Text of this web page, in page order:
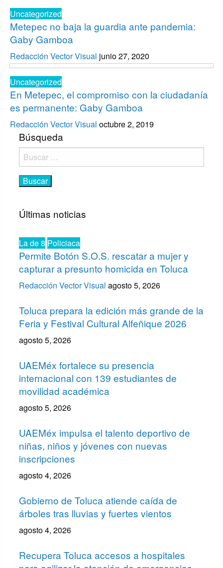
Uncategorized
Metepec no baja la guardia ante pandemia:
Gaby Gamboa
Redacción Vector Visual junio 27, 2020
Uncategorized
En Metepec, el compromiso con la ciudadanía
es permanente: Gaby Gamboa
Redacción Vector Visual octubre 2, 2019
Búsqueda
Buscar:
Últimas noticias
La de 8 Policiaca
Permite Botón S.O.S. rescatar a mujer y
capturar a presunto homicida en Toluca
Redacción Vector Visual agosto 5, 2026
Toluca prepara la edición más grande de la
Feria y Festival Cultural Alfeñique 2026
agosto 5, 2026
UAEMéx fortalece su presencia
internacional con 139 estudiantes de
movilidad académica
agosto 5, 2026
UAEMéx impulsa el talento deportivo de
niñas, niños y jóvenes con nuevas
inscripciones
agosto 4, 2026
Gobierno de Toluca atiende caída de
árboles tras lluvias y fuertes vientos
agosto 4, 2026
Recupera Toluca accesos a hospitales